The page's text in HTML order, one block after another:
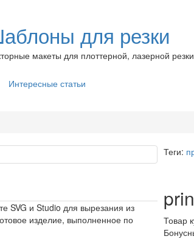
для резки
макеты для плоттерной, лазерной резки
Интересные статьи
SVG и Studio для вырезания из
изделие, выполненное по
Теги:
Товар